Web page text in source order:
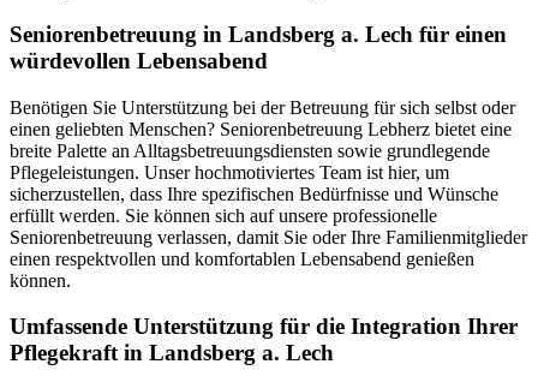
Senioren­betreuung in Landsberg a. Lech für einen
würdevollen Lebensabend
Benötigen Sie Unterstützung bei der Betreuung für sich selbst oder
einen geliebten Menschen? Seniorenbetreuung Lebherz bietet eine
breite Palette an Alltagsbetreuungsdiensten sowie grundlegende
Pflegeleistungen. Unser hochmotiviertes Team ist hier, um
sicherzustellen, dass Ihre spezifischen Bedürfnisse und Wünsche
erfüllt werden. Sie können sich auf unsere professionelle
Seniorenbetreuung verlassen, damit Sie oder Ihre Familienmitglieder
einen respektvollen und komfortablen Lebensabend genießen
können.
Umfassende Unterstützung für die Integration Ihrer
Pflegekraft in Landsberg a. Lech